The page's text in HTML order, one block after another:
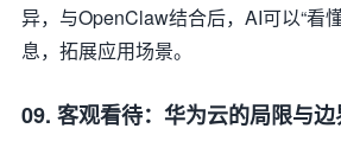
异，与OpenClaw结合后，AI可以“看
息，拓展应用场景。
09. 客观看待：华为云的局限与边